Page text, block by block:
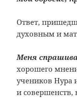
Ответ,
духовным и
Меня
хорошего
учеников Нура
и